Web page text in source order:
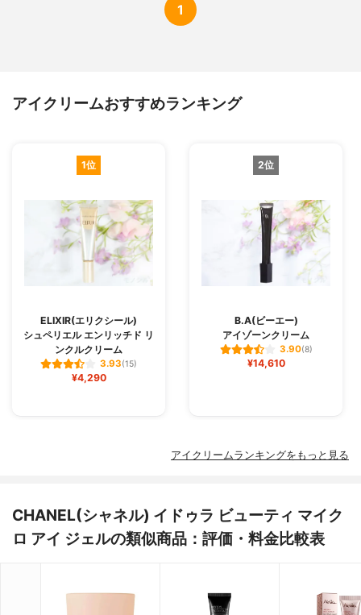
1
アイクリームおすすめランキング
1位
ELIXIR(エリクシール)
シュペリエル エンリッチド リ
ンクルクリーム
3.93(15)
¥4,290
2位
B.A(ビーエー)
アイゾーンクリーム
3.90(8)
¥14,610
アイクリームランキングをもっと見る
CHANEL(シャネル) イドゥラ ビューティ マイク
ロ アイ ジェルの類似商品：評価・料金比較表